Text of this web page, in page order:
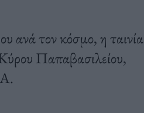
ανά τον κόσμο, η ταινία
Παπαβασιλείου,